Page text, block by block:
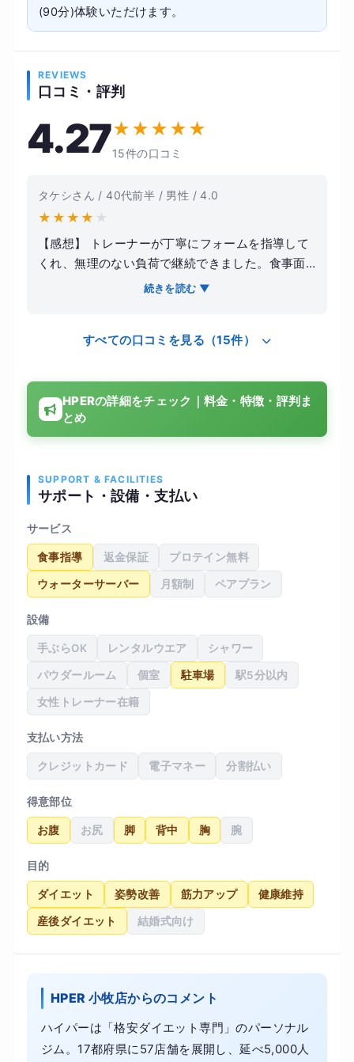
(90分)体験いただけます。
REVIEWS
口コミ・評判
4.27★★★★★
15件の口コミ
タケシさん / 40代前半 / 男性 / 4.0
★ ★ ★ ★ ★
【感想】 トレーナーが丁寧にフォームを指導して
くれ、無理のない負荷で継続できました。食事面
も具体的なアドバイスがあり、自己流では気づけ
下がりました。日常的に運動する習慣がつき、疲
考えると納得できる範囲でした。また、以前は肩
こりや腰の違和感がありましたが、それも軽減さ
れました。体型の変化で服のサイズも一段階下が
り、自信もついてきました。今後も継続して通い
続きを読む ▼
すべての口コミを見る（15件）
HPERの詳細をチェック｜料金・特徴・評判ま
とめ
SUPPORT & FACILITIES
サポート・設備・支払い
サービス
食事指導 返金保証 プロテイン無料
ウォーターサーバー 月額制 ペアプラン
設備
手ぶらOK レンタルウエア シャワー
パウダールーム 個室 駐車場 駅5分以内
女性トレーナー在籍
支払い方法
クレジットカード 電子マネー 分割払い
得意部位
お腹 お尻 脚 背中 胸 腕
目的
ダイエット 姿勢改善 筋力アップ 健康維持
産後ダイエット 結婚式向け
HPER 小牧店からのコメント
ハイパーは「格安ダイエット専門」のパーソナル
ジム。17都府県に57店舗を展開し、延べ5,000人